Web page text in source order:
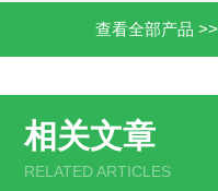
查看全部产品 >>
相关文章
RELATED ARTICLES